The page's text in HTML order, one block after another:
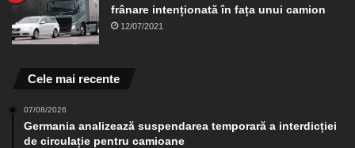
frânare intenționată în fața unui camion
12/07/2021
Cele mai recente
07/08/2026
Germania analizează suspendarea temporară a interdicției
de circulație pentru camioane